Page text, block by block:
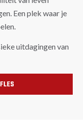
Een plek waar je
uitdagingen van